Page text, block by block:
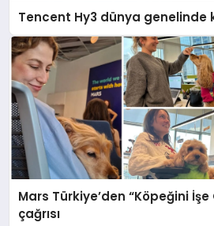
Tencent Hy3 dünya genelinde
Mars Türkiye’den “Köpeğini
çağrısı